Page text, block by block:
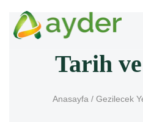
Tarih
Anasayfa / Gezilecek